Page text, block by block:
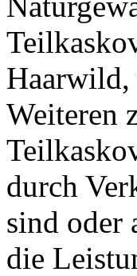
Haarwild,
Weiteren
durch
sind oder
die